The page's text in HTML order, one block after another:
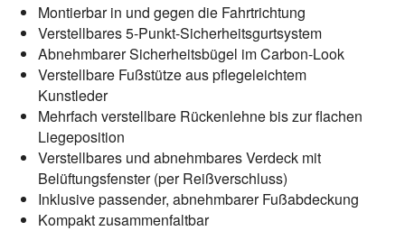
Montierbar in und gegen die Fahrtrichtung
Verstellbares 5-Punkt-Sicherheitsgurtsystem
Abnehmbarer Sicherheitsbügel im Carbon-Look
Verstellbare Fußstütze aus pflegeleichtem
Kunstleder
Mehrfach verstellbare Rückenlehne bis zur flachen
Liegeposition
Verstellbares und abnehmbares Verdeck mit
Belüftungsfenster (per Reißverschluss)
Inklusive passender, abnehmbarer Fußabdeckung
Kompakt zusammenfaltbar